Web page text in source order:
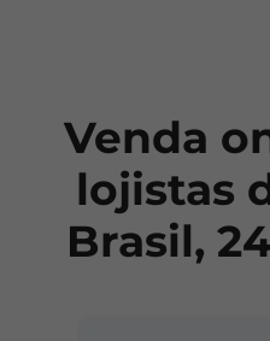
Venda
lojistas
Brasil,